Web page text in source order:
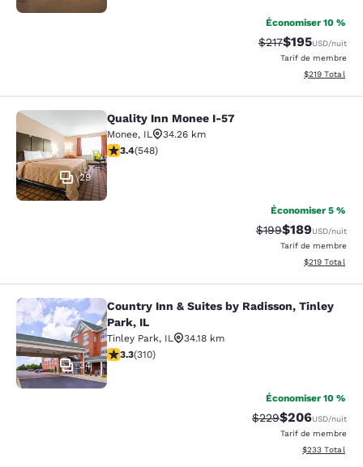
Économiser 10 %
Tarif barré :
$217Tarif réduit :
$195USD/nuit
Tarif de membre
Afficher les
$219 Total
Quality Inn Monee I-57
29
Quality Inn Monee I-57
Monee, IL
34.26 km
3.43 étoiles. Bien. 548 commentaires
3.4(548)
Économiser 5 %
Tarif barré :
$199Tarif réduit :
$189USD/nuit
Tarif de membre
Afficher les
$219 Total
Country Inn & Suites by Radisson,
34
Country Inn & Suites by Radisson, Tinley
Park, IL
Tinley Park, IL
34.18 km
3.32 étoiles. Bien. 310 commentaires
3.3(310)
Économiser 10 %
Tarif barré :
$229Tarif réduit :
$206USD/nuit
Tarif de membre
Afficher les
$233 Total